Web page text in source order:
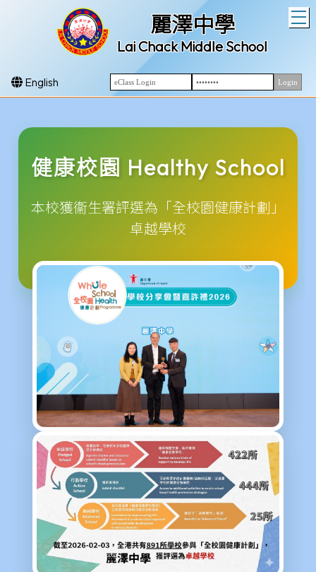
麗澤中學
Lai Chack Middle School
English
健康校園 Healthy School
本校獲衞生署評選為「全校園健康計劃」
卓越學校